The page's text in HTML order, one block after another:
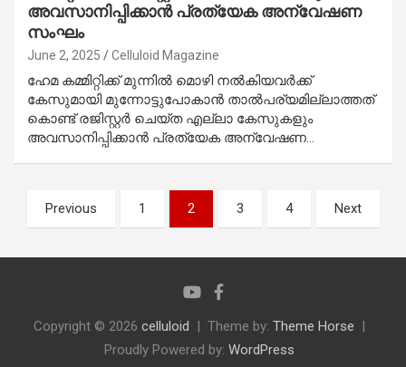
അവസാനിപ്പിക്കാൻ പ്രത്യേക അന്വേഷണ
സംഘം
June 2, 2025 Celluloid Magazine
ഹേമ കമ്മിറ്റിക്ക് മുന്നിൽ മൊഴി നൽകിയവർക്ക്
കേസുമായി മുന്നോട്ടുപോകാൻ താൽപര്യമില്ലാത്തത്
കൊണ്ട് രജിസ്റ്റർ ചെയ്ത എല്ലാ കേസുകളും
അവസാനിപ്പിക്കാൻ പ്രത്യേക അന്വേഷണ…
Posts
pagination
Previous 1 2 3 4 Next
Copyright © 2026 celluloid Theme by: Theme Horse
Proudly Powered by: WordPress